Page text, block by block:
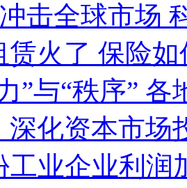
击全球市场
赁火了 保险
”与“秩序”
深化资本市场
业企业利润